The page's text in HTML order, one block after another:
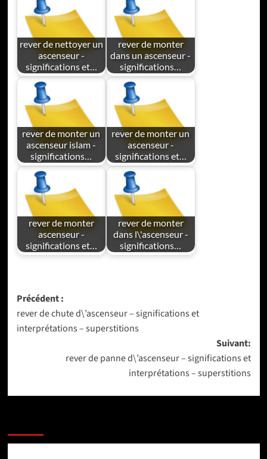
rever de nettoyer un
ascenseur -
significations et…
rever de monter
dans un ascenseur -
significations…
rever de monter un
ascenseur islam -
significations…
rever de monter un
ascenseur -
significations et…
rever de monter
ascenseur -
significations et…
rever de monter
dans l\'ascenseur -
significations…
Navigation
d’article
Précédent :
rever de chute d\’ascenseur – significations et
interprétations – superstitions
Suivant:
rever de panne d\’ascenseur – significations et
interprétations – superstitions